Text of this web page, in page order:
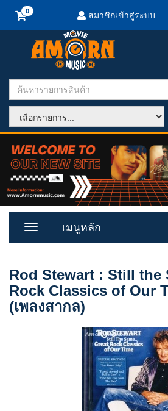
สมาชิกเข้าสู่ระบบ
Toggle
เมนูหลัก
Rod Stewart : Still the
Rock Classics of Our
(เพลงสากล)